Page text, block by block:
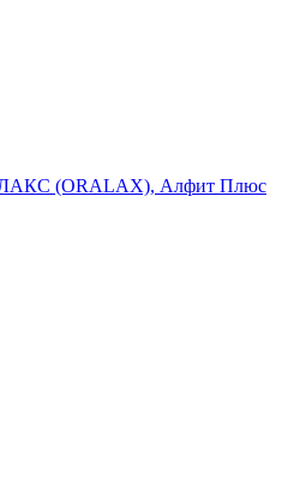
(ORALAX), Алфит Плюс